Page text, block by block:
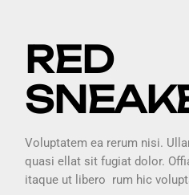
RED
Voluptatem ea rerum nisi.
quasi ellat sit fugiat dolor.
itaque ut libero rum hic